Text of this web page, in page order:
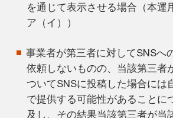
を通じて表示させる場合（本運
ア（イ））
事業者が第三者に対してSNSへ
依頼しないものの、当該第三者
ついてSNSに投稿した場合には
で提供する可能性があることに
及し、その結果当該第三者が当